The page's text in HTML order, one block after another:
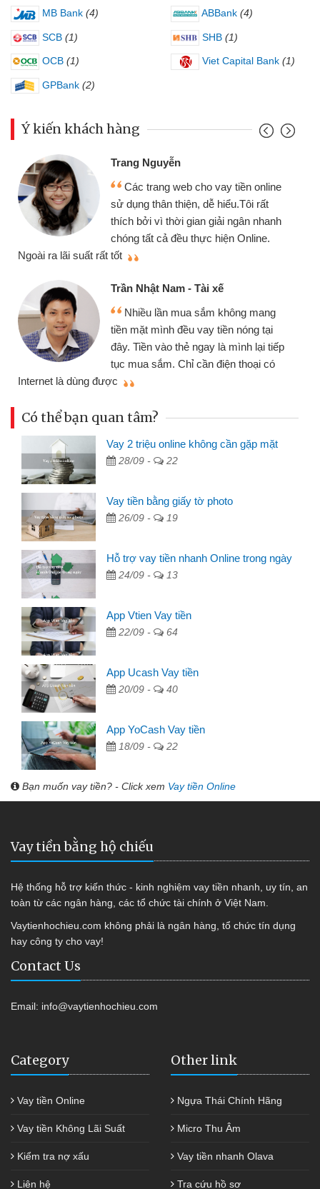
MB Bank (4) ABBank (4)
SCB (1) SHB (1)
OCB (1) Viet Capital Bank (1)
GPBank (2)
Ý kiến khách hàng
Trang Nguyễn
Các trang web cho vay tiền online
sử dụng thân thiện, dễ hiểu.Tôi rất
thích bởi vì thời gian giải ngân nhanh
chóng tất cả đều thực hiện Online.
Ngoài ra lãi suất rất tốt
Trần Nhật Nam - Tài xế
Nhiều lần mua sắm không mang
tiền mặt mình đều vay tiền nóng tại
đây. Tiền vào thẻ ngay là mình lại tiếp
tục mua sắm. Chỉ cần điện thoại có
Internet là dùng được
Có thể bạn quan tâm?
Vay 2 triệu online không cần gặp mặt
28/09 - 22
Vay tiền bằng giấy tờ photo
26/09 - 19
Hỗ trợ vay tiền nhanh Online trong ngày
24/09 - 13
App Vtien Vay tiền
22/09 - 64
App Ucash Vay tiền
20/09 - 40
App YoCash Vay tiền
18/09 - 22
Bạn muốn vay tiền? - Click xem Vay tiền Online
Vay tiền bằng hộ chiếu
Hệ thống hỗ trợ kiến thức - kinh nghiệm vay tiền nhanh, uy tín, an
toàn từ các ngân hàng, các tổ chức tài chính ở Việt Nam.
Vaytienhochieu.com không phải là ngân hàng, tổ chức tín dụng
hay công ty cho vay!
Contact Us
Email: info@vaytienhochieu.com
Category
Vay tiền Online
Vay tiền Không Lãi Suất
Kiểm tra nợ xấu
Liên hệ
Other link
Ngựa Thái Chính Hãng
Micro Thu Âm
Vay tiền nhanh Olava
Tra cứu hồ sơ